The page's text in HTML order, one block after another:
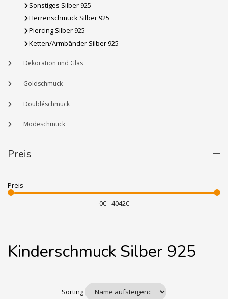
Sonstiges Silber 925
Herrenschmuck Silber 925
Piercing Silber 925
Ketten/Armbänder Silber 925
Dekoration und Glas
Goldschmuck
Doubléschmuck
Modeschmuck
Preis
Preis
Kinderschmuck Silber 925
Sorting